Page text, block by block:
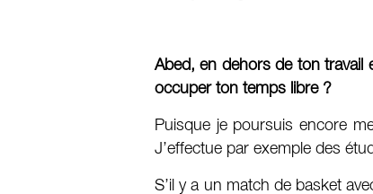
Abed, en dehors de ton travail
occuper ton temps libre ?
Puisque je poursuis encore
J’effectue par exemple des
S’il y a un match de basket